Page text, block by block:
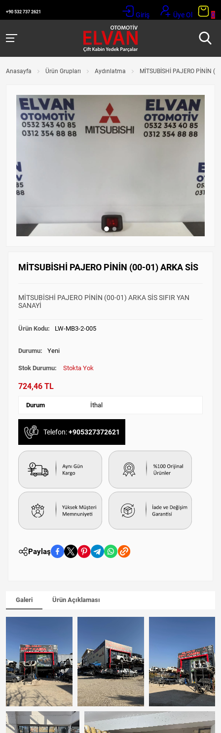
+90 532 737 2621 Giriş Üye Ol 0
Anasayfa Ürün Grupları Aydınlatma MİTSUBİSHİ PAJERO PİNİN
MİTSUBİSHİ PAJERO PİNİN (00-01) ARKA SİS
MİTSUBİSHİ PAJERO PİNİN (00-01) ARKA SİS SIFIR YAN
SANAYİ
Ürün Kodu: LW-MB3-2-005
Durumu: Yeni
Stok Durumu: Stokta Yok
724,46 TL
Durum İthal
Telefon:+905327372621
Paylaş
Galeri Ürün Açıklaması